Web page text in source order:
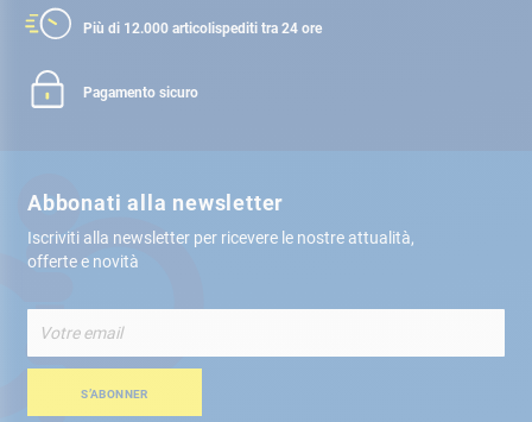
Più di 12.000 articolispediti tra 24 ore
Pagamento sicuro
Abbonati alla newsletter
Iscriviti alla newsletter per ricevere le nostre attualità,
offerte e novità
alla
nostra
Newsletter:S’ABONNER